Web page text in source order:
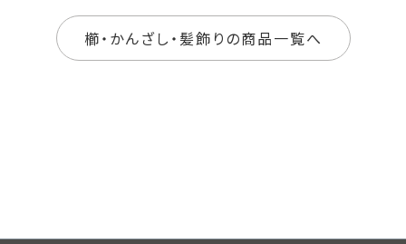
櫛・かんざし・髪飾りの商品一覧へ